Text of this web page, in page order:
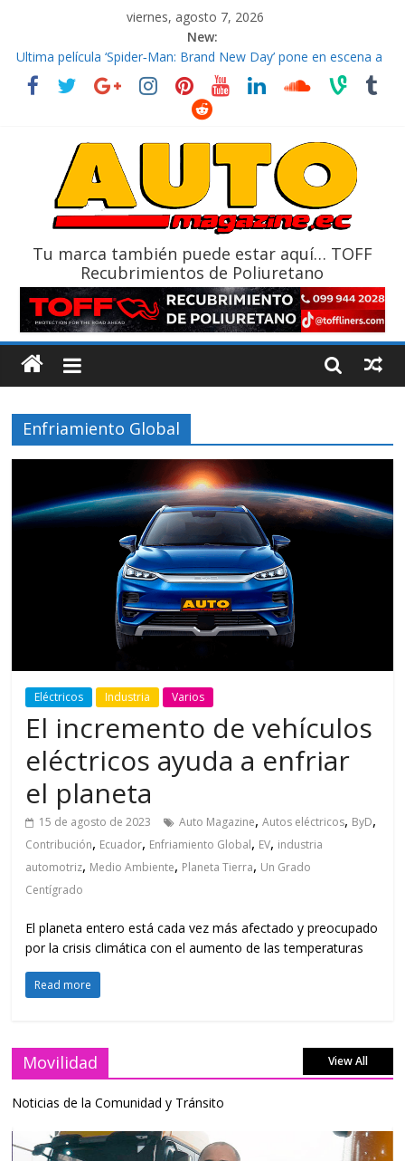
viernes, agosto 7, 2026
New:
El costo de tener un vehículo gana protagonismo a la hora de
decidir
Ultima película ‘Spider‑Man: Brand New Day’ pone en escena a
La Vuelta al Ecuador 2026, edición 47ª, recorre 7 provincias en 8
La FEDAK recibe 12 Sinotruk Bolden para cubrir las rutas de La
Tu marca también puede estar aquí… TOFF
Recubrimientos de Poliuretano
Enfriamiento Global
Eléctricos Industria Varios
El incremento de vehículos
eléctricos ayuda a enfriar
el planeta
15 de agosto de 2023 Auto Magazine,Autos eléctricos, ByD,
Contribución, Ecuador, Enfriamiento Global, EV, industria
automotriz, Medio Ambiente, Planeta Tierra, Un Grado
Centígrado
El planeta entero está cada vez más afectado y preocupado
por la crisis climática con el aumento de las temperaturas
Read more
Movilidad View All
Noticias de la Comunidad y Tránsito